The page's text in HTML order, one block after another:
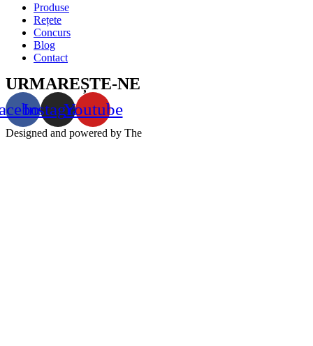
Produse
Rețete
Concurs
Blog
Contact
URMAREȘTE-NE
InstagramYoutube
Designed and powered by The